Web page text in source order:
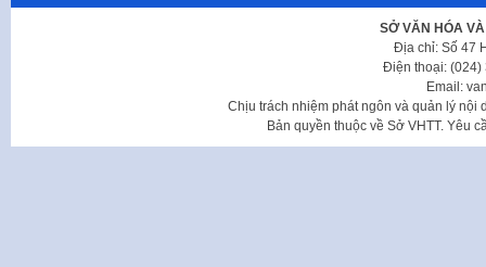
SỞ VĂN HÓA
Địa chỉ: Số 47
Điện thoại: (024)
Email:
Chịu trách nhiệm phát ngôn và quản lý nội
Bản quyền thuộc về Sở VHTT. Yêu